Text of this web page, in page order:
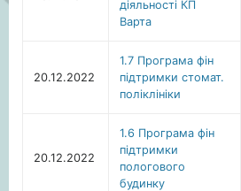
діяльності КП
Варта
20.12.2022
1.7 Програма фін
підтримки стомат.
поліклініки
20.12.2022
1.6 Програма фін
підтримки
пологового
будинку